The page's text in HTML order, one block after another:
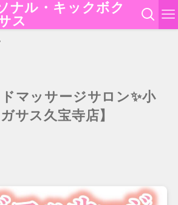
ナル・キックボク
ス
ドマッサージサロン✨小
サス久宝寺店】